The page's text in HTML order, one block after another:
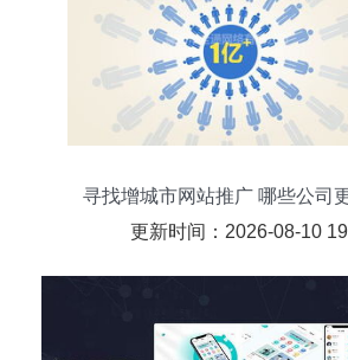
寻找增城市网站推广 哪些公司
更新时间：2026-08-10